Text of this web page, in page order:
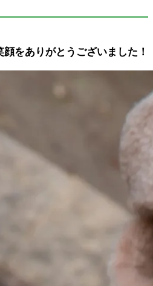
顔をありがとうございました！